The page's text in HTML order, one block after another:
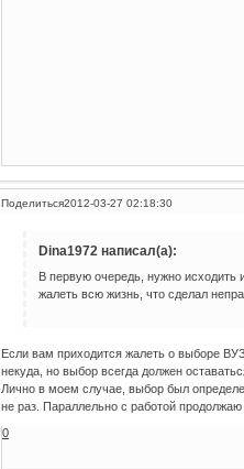
Поделиться2012-03-27 02:18:30
Dina1972 написал(а):
В первую очередь, нужно
жалеть всю жизнь, что сделал
Если вам приходится жалеть о выборе
некуда, но выбор всегда должен
Лично в моем случае, выбор был
не раз. Параллельно с работой
0